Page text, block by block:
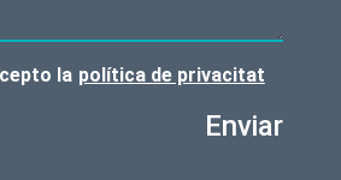
la política de privacitat
Enviar